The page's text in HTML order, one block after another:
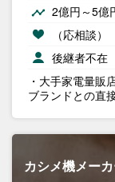
2億円～5億
（応相談）
後継者不在
・大手家電量販
ブランドとの直
カシメ機メー